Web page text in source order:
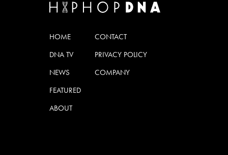
HOME
DNA TV
NEWS
FEATURED
ABOUT
CONTACT
PRIVACY POLICY
COMPANY